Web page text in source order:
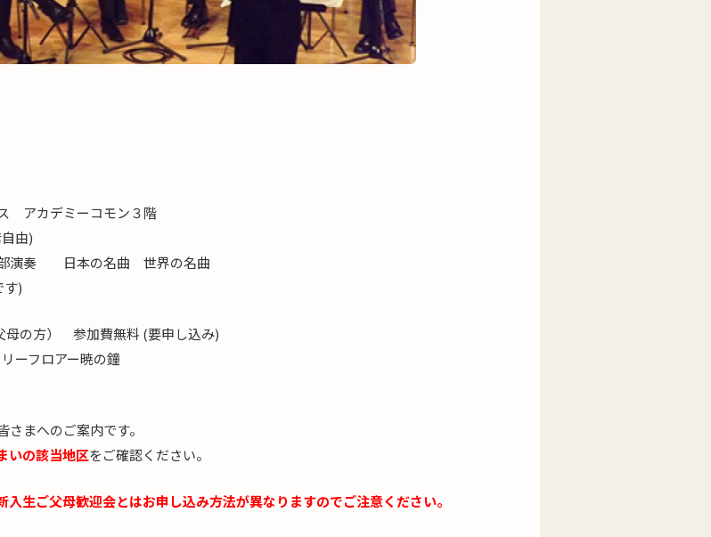
カデミーコモン３階
由)
奏 日本の名曲 世界の名曲
)
の方） 参加費無料 (要申し込み)
フロアー暁の鐘
さまへのご案内です。
いの該当地区をご確認ください。
生ご父母歓迎会とはお申し込み方法が異なりますのでご注意ください。